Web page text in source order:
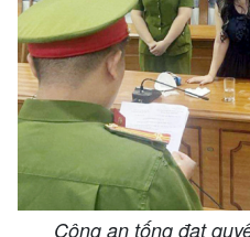
Công an tống đạt